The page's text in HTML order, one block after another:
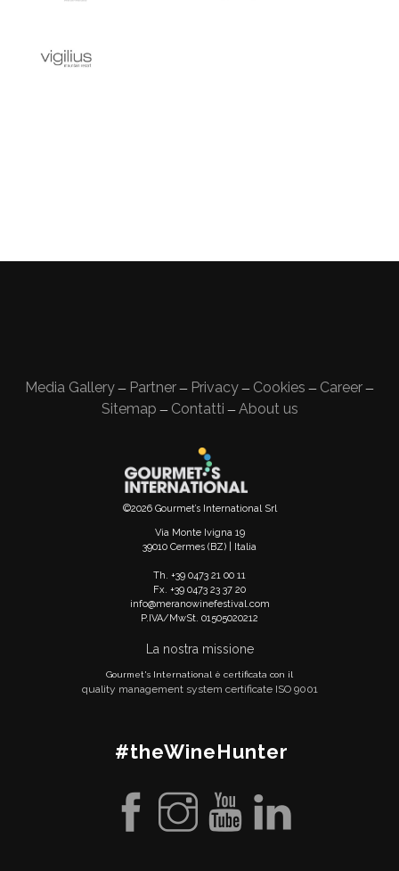
Media Gallery — Partner — Privacy — Cookies — Career —
Sitemap — Contatti — About us
©2026 Gourmet’s International Srl
Via Monte Ivigna 19
39010 Cermes (BZ) | Italia
Th. +39 0473 21 00 11
Fx. +39 0473 23 37 20
info@meranowinefestival.com
P.IVA/MwSt. 01505020212
La nostra missione
Gourmet's International è certificata con il
quality management system certificate ISO 9001
#theWineHunter